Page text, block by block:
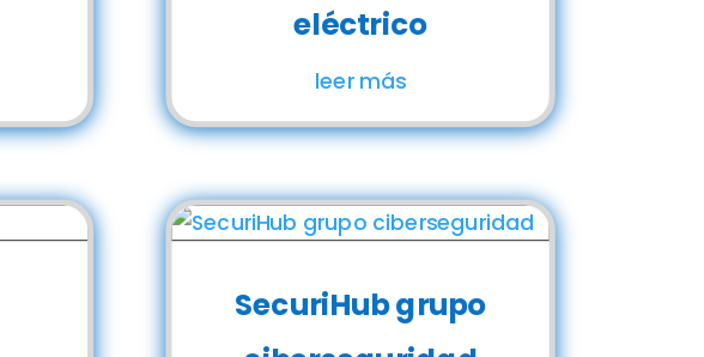
eléctrico
leer más
SecuriHub grupo